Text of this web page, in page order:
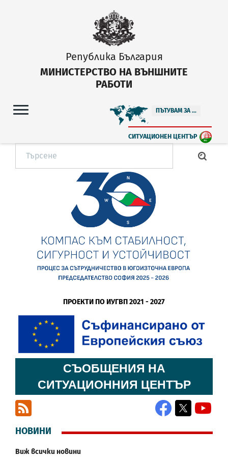
Република България
МИНИСТЕРСТВО НА ВЪНШНИТЕ
РАБОТИ
ПЪТУВАМ ЗА ...
СИТУАЦИОНЕН ЦЕНТЪР
ПРОЕКТИ ПО ИУГВП 2021 - 2027
СЪОБЩЕНИЯ НА
СИТУАЦИОННИЯ ЦЕНТЪР
Facebook
X
НОВИНИ
Виж всички новини